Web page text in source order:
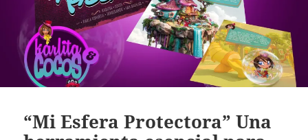
“Mi Esfera Protectora” Una